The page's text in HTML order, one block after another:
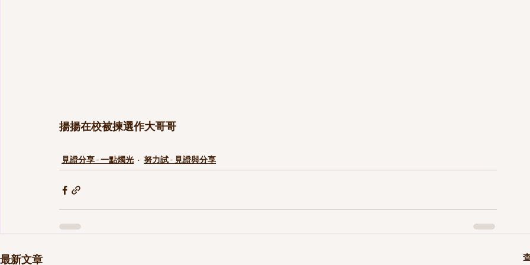
揚揚在校被揀選作大哥哥
見證分享 - 一點燭光 努力試 - 見證與分享
最新文章